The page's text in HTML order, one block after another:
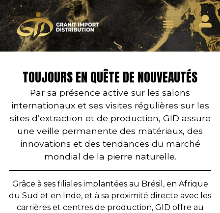
TOUJOURS EN QUÊTE DE NOUVEAUTÉS
Par sa présence active sur les salons
internationaux et ses visites régulières sur les
sites d’extraction et de production, GID assure
une veille permanente des matériaux, des
innovations et des tendances du marché
mondial de la pierre naturelle.
Grâce à ses filiales implantées au Brésil, en Afrique
du Sud et en Inde, et à sa proximité directe avec les
carrières et centres de production, GID offre au